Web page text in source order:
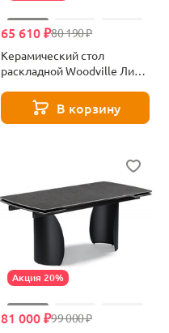
80 190 ₽
65 610 ₽
Керамический стол
раскладной Woodville Ливи
монтана 588022В корзину
Акция 20%
99 000 ₽
81 000 ₽